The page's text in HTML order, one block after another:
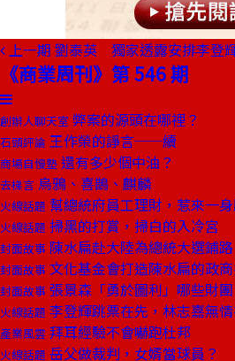
上一期 劉泰英 獨家透露安排李登
《商業周刊》第 546 期
創辦人聊天室 弊案的源頭在哪裡？
石頭評論 王作榮的諍言──續
商場自慢塾 還有多少個中油？
去梯言 烏鴉、喜鵲、麒麟
火線話題 幫總統府員工理財，惹來一
火線話題 掃黑的打賞，掃白的入冷宮
封面故事 陳水扁赴大陸為總統大選鋪路
封面故事 文化基金會打造陳水扁的政
封面故事 張景森「勇於圖利」哪些財團
火線話題 李登輝跳票在先，林志嘉無
產業風雲 拜耳經驗不會嚇跑杜邦
火線話題 岳父做裁判，女婿當球員？